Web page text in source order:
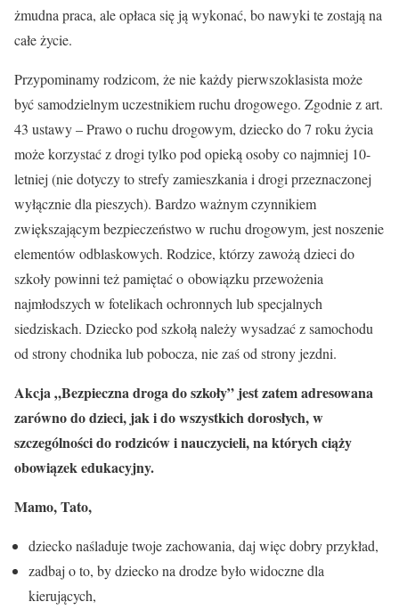
żmudna praca, ale opłaca się ją wykonać, bo nawyki te zostają na
całe życie.
Przypominamy rodzicom, że nie każdy pierwszoklasista może
być samodzielnym uczestnikiem ruchu drogowego. Zgodnie z art.
43 ustawy – Prawo o ruchu drogowym, dziecko do 7 roku życia
może korzystać z drogi tylko pod opieką osoby co najmniej 10-
letniej (nie dotyczy to strefy zamieszkania i drogi przeznaczonej
wyłącznie dla pieszych). Bardzo ważnym czynnikiem
zwiększającym bezpieczeństwo w ruchu drogowym, jest noszenie
elementów odblaskowych. Rodzice, którzy zawożą dzieci do
szkoły powinni też pamiętać o obowiązku przewożenia
najmłodszych w fotelikach ochronnych lub specjalnych
siedziskach. Dziecko pod szkołą należy wysadzać z samochodu
od strony chodnika lub pobocza, nie zaś od strony jezdni.
Akcja „Bezpieczna droga do szkoły” jest zatem adresowana
zarówno do dzieci, jak i do wszystkich dorosłych, w
szczególności do rodziców i nauczycieli, na których ciąży
obowiązek edukacyjny.
Mamo, Tato,
dziecko naśladuje twoje zachowania, daj więc dobry przykład,
zadbaj o to, by dziecko na drodze było widoczne dla
kierujących,